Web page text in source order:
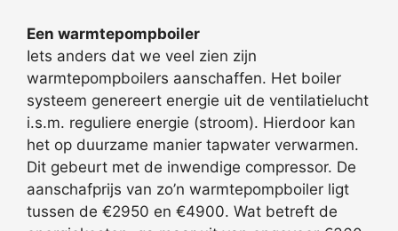
Een warmtepompboiler
Iets anders dat we veel zien zijn
warmtepompboilers aanschaffen. Het boiler
systeem genereert energie uit de ventilatielucht
i.s.m. reguliere energie (stroom). Hierdoor kan
het op duurzame manier tapwater verwarmen.
Dit gebeurt met de inwendige compressor. De
aanschafprijs van zo’n warmtepompboiler ligt
tussen de €2950 en €4900. Wat betreft de